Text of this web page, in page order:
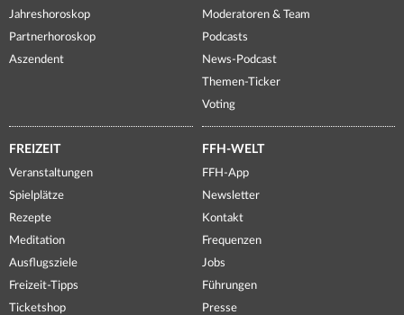
Jahreshoroskop
Partnerhoroskop
Aszendent
Moderatoren & Team
Podcasts
News-Podcast
Themen-Ticker
Voting
FREIZEIT
Veranstaltungen
Spielplätze
Rezepte
Meditation
Ausflugsziele
Freizeit-Tipps
Ticketshop
FFH-WELT
FFH-App
Newsletter
Kontakt
Frequenzen
Jobs
Führungen
Presse